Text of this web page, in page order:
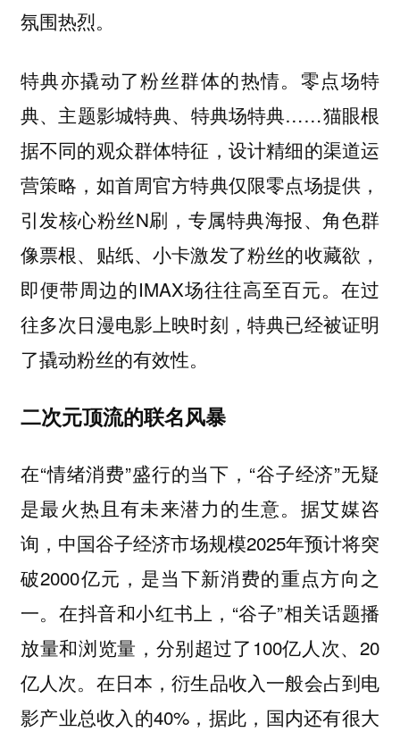
氛围热烈。
特典亦撬动了粉丝群体的热情。 零点场特
典、主题影城特典、特典场特典……猫眼根
据不同的观众群体特征，设计精细的渠道运
营策略，如首周官方特典仅限零点场提供，
引发核心粉丝N刷，专属特典海报、角色群
像票根、贴纸、小卡激发了粉丝的收藏欲，
即便带周边的IMAX场往往高至百元。在过
往多次日漫电影上映时刻，特典已经被证明
了撬动粉丝的有效性。
二次元顶流的联名风暴
在“情绪消费”盛行的当下，“谷子经济”无疑
是最火热且有未来潜力的生意。据艾媒咨
询，中国谷子经济市场规模2025年预计将突
破2000亿元，是当下新消费的重点方向之
一。在抖音和小红书上，“谷子”相关话题播
放量和浏览量，分别超过了100亿人次、20
亿人次。在日本，衍生品收入一般会占到电
影产业总收入的40%，据此，国内还有很大